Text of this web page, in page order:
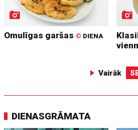
Omulīgas garšas © DIENA
Vairāk
DIENASGRĀMATA